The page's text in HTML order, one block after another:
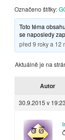
Označeno štítky:
Toto téma
se naposledy
před 9 roky a 12
Aktuálně je na
Autor
30.9.2015 v 19:23